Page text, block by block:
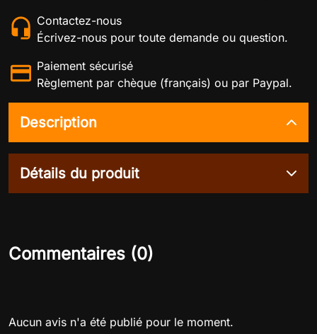
Contactez-nous
Écrivez-nous pour toute demande ou question.
Paiement sécurisé
Règlement par chèque (français) ou par Paypal.
Description
Détails du produit
Commentaires (0)
Aucun avis n'a été publié pour le moment.